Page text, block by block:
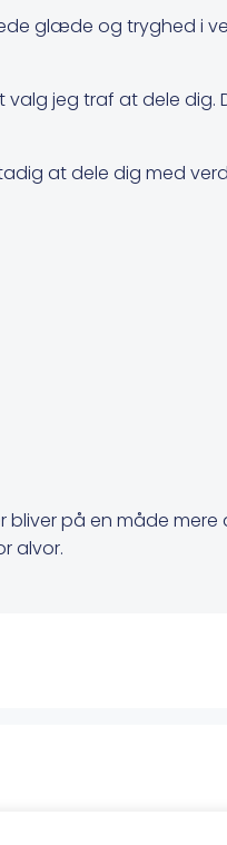
glæde og tryghed i
jeg traf at dele dig.
at dele dig med
bliver på en måde
alvor.